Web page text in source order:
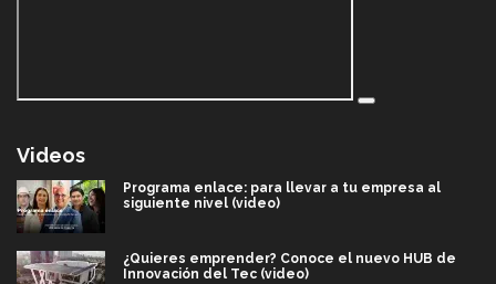
Videos
Programa enlace: para llevar a tu empresa al
siguiente nivel (video)
¿Quieres emprender? Conoce el nuevo HUB de
Innovación del Tec (video)